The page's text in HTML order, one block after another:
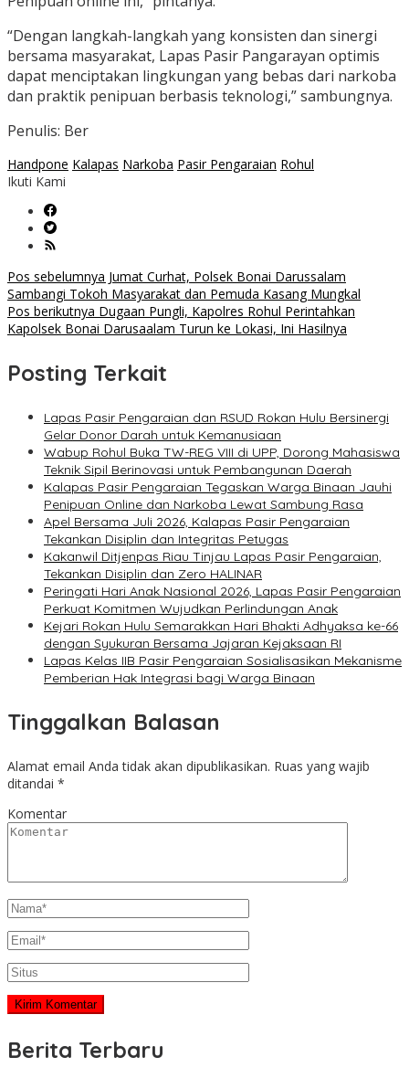
“Dengan langkah-langkah yang konsisten dan sinergi
bersama masyarakat, Lapas Pasir Pangarayan optimis
dapat menciptakan lingkungan yang bebas dari narkoba
dan praktik penipuan berbasis teknologi,” sambungnya.
Penulis: Ber
Handpone Kalapas Narkoba Pasir Pengaraian Rohul
Ikuti Kami
Navigasi
pos
Pos sebelumnya Jumat Curhat, Polsek Bonai Darussalam
Sambangi Tokoh Masyarakat dan Pemuda Kasang Mungkal
Pos berikutnya Dugaan Pungli, Kapolres Rohul Perintahkan
Kapolsek Bonai Darusaalam Turun ke Lokasi, Ini Hasilnya
Posting Terkait
Lapas Pasir Pengaraian dan RSUD Rokan Hulu Bersinergi
Gelar Donor Darah untuk Kemanusiaan
Wabup Rohul Buka TW-REG VIII di UPP, Dorong Mahasiswa
Teknik Sipil Berinovasi untuk Pembangunan Daerah
Kalapas Pasir Pengaraian Tegaskan Warga Binaan Jauhi
Penipuan Online dan Narkoba Lewat Sambung Rasa
Apel Bersama Juli 2026, Kalapas Pasir Pengaraian
Tekankan Disiplin dan Integritas Petugas
Kakanwil Ditjenpas Riau Tinjau Lapas Pasir Pengaraian,
Tekankan Disiplin dan Zero HALINAR
Peringati Hari Anak Nasional 2026, Lapas Pasir Pengaraian
Perkuat Komitmen Wujudkan Perlindungan Anak
Kejari Rokan Hulu Semarakkan Hari Bhakti Adhyaksa ke-66
dengan Syukuran Bersama Jajaran Kejaksaan RI
Lapas Kelas IIB Pasir Pengaraian Sosialisasikan Mekanisme
Pemberian Hak Integrasi bagi Warga Binaan
Tinggalkan Balasan
Alamat email Anda tidak akan dipublikasikan. Ruas yang wajib
ditandai *
Komentar
Berita Terbaru